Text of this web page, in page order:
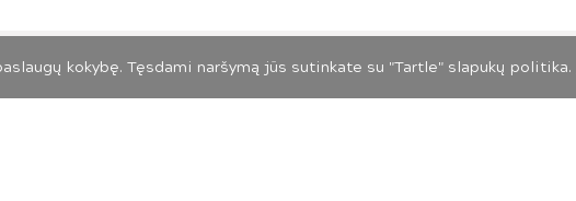
kokybę. Tęsdami naršymą jūs sutinkate su "Tartle" slapukų politika.
MENO PAŽINIMO CENTRAS. VISOS TEISĖS SAUGOMOS